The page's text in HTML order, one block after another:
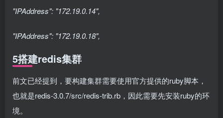
"IPAddress": "172.19.0.14",
"IPAddress": "172.19.0.18",
5搭建redis集群
前文已经提到，要构建集群需要使用官方提供的ruby脚本，
也就是redis-3.0.7/src/redis-trib.rb，因此需要先安装ruby的环
境。